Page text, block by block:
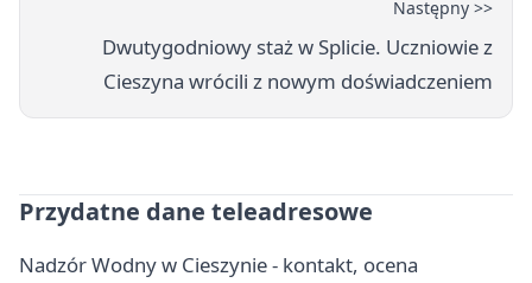
Następny >>
Dwutygodniowy staż w Splicie. Uczniowie z
Cieszyna wrócili z nowym doświadczeniem
Przydatne dane teleadresowe
Nadzór Wodny w Cieszynie - kontakt, ocena